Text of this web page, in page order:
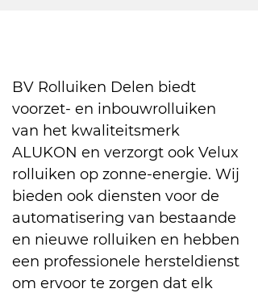
BV Rolluiken Delen biedt
voorzet- en inbouwrolluiken
van het kwaliteitsmerk
ALUKON en verzorgt ook Velux
rolluiken op zonne-energie. Wij
bieden ook diensten voor de
automatisering van bestaande
en nieuwe rolluiken en hebben
een professionele hersteldienst
om ervoor te zorgen dat elk